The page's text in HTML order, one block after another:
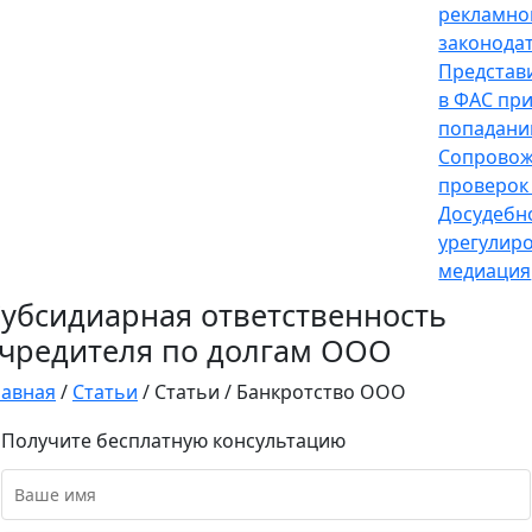
в ФАС
медиация
ответственность
по долгам ООО
/ Статьи / Статьи / Банкротство ООО
Получите бесплатную консультацию